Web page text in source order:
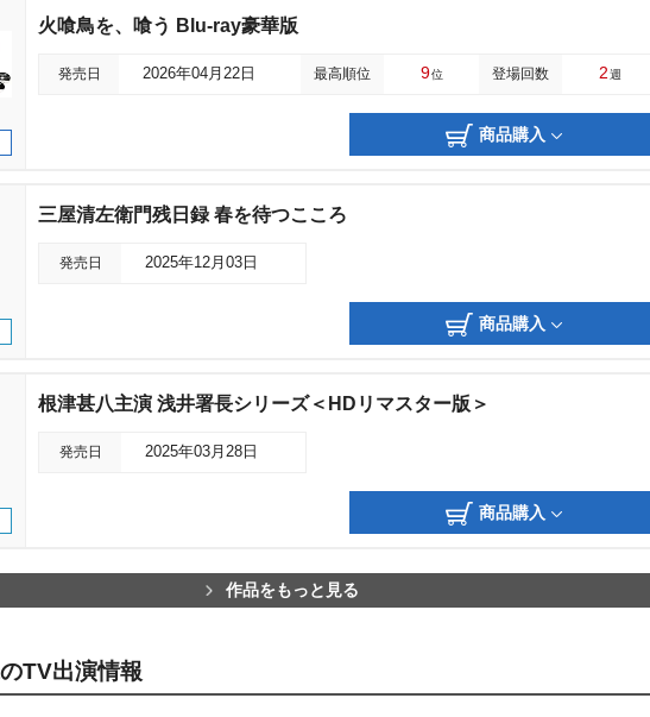
火喰鳥を、喰う Blu-ray豪華版
発売日 2026年04月22日 最高順位 9位 登場回数 2週
商品購入
三屋清左衛門残日録 春を待つこころ
発売日 2025年12月03日
商品購入
根津甚八主演 浅井署長シリーズ＜HDリマスター版＞
発売日 2025年03月28日
商品購入
作品をもっと見る
TV出演情報